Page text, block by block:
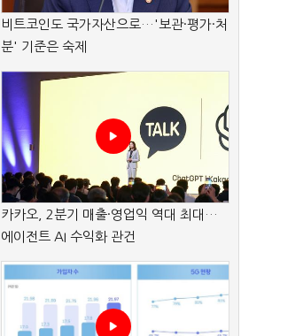
비트코인도 국가자산으로…'보관·평가·처
분' 기준은 숙제
카카오, 2분기 매출·영업익 역대 최대…
에이전트 AI 수익화 관건